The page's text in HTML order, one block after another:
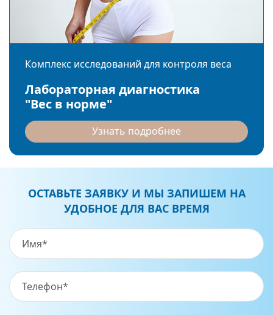
Комплекс исследований для контроля веса
Лабораторная диагностика
"Вес в норме"
Узнать подробнее
ОСТАВЬТЕ ЗАЯВКУ И МЫ ЗАПИШЕМ НА
УДОБНОЕ ДЛЯ ВАС ВРЕМЯ